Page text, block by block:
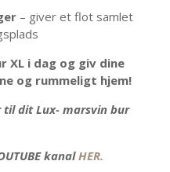
– giver et flot samlet
XL i dag og giv dine
og rummeligt hjem!
til dit Lux- marsvin bur
kanalHER.